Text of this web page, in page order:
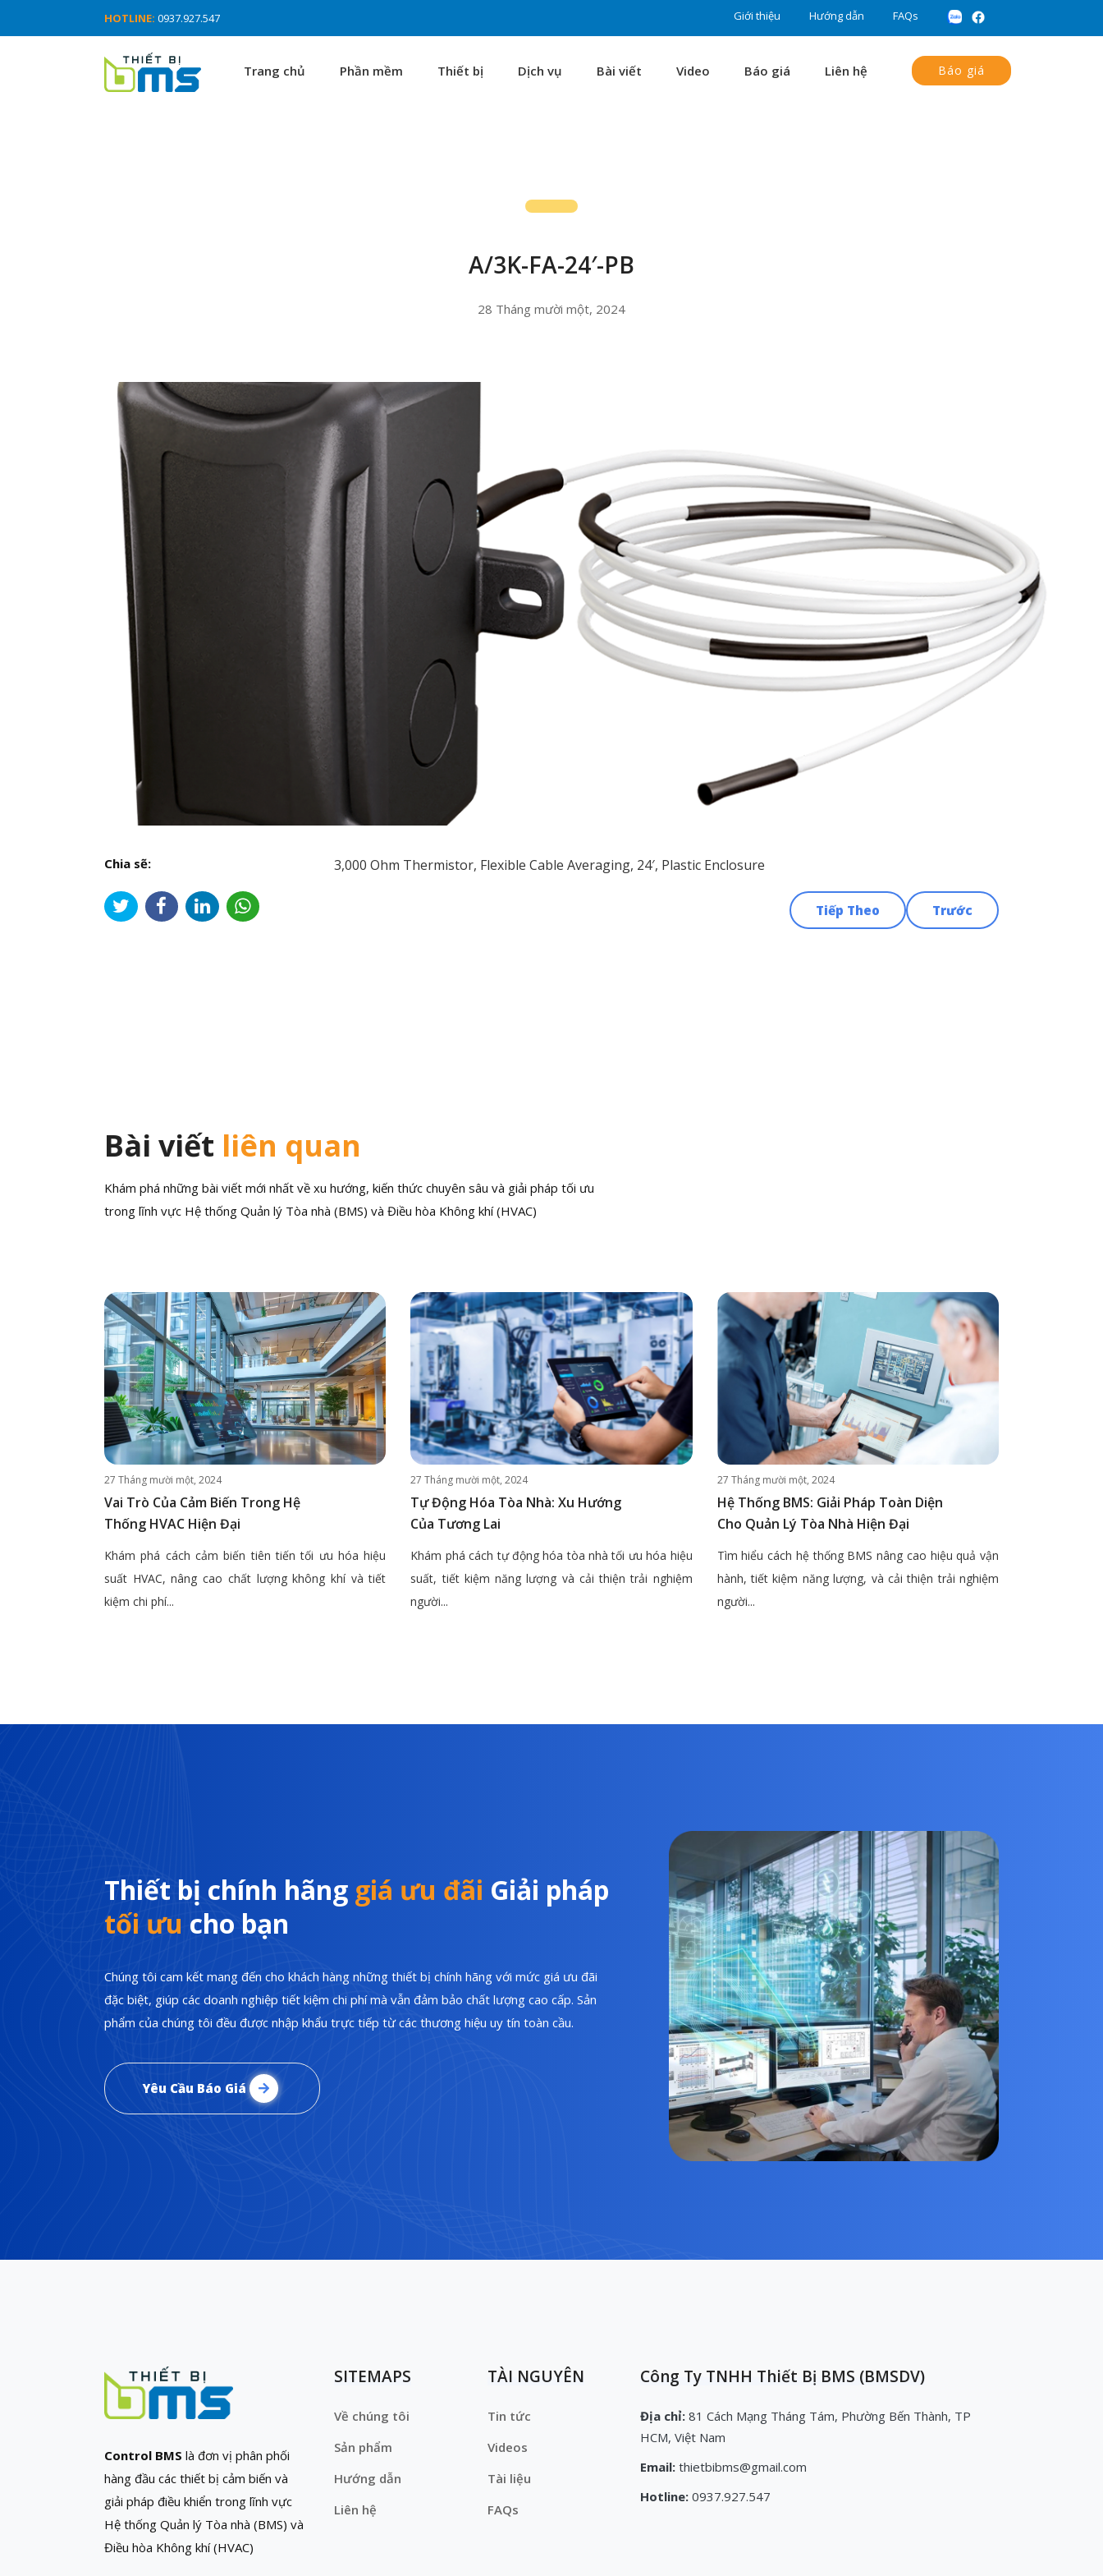
HOTLINE: 0937.927.547 Giới thiệu Hướng dẫn FAQs
Trang chủ Phần mềm Thiết bị Dịch vụ Bài viết Video Báo giá Liên hệ Báo giá
A/3K-FA-24′-PB
28 Tháng mười một, 2024
Chia sẽ: 3,000 Ohm Thermistor, Flexible Cable Averaging, 24′, Plastic Enclosure
Trước
Tiếp Theo
Bài viết liên quan
Khám phá những bài viết mới nhất về xu hướng, kiến thức chuyên sâu và giải pháp tối ưu
trong lĩnh vực Hệ thống Quản lý Tòa nhà (BMS) và Điều hòa Không khí (HVAC)
27 Tháng mười một, 2024
Vai Trò Của Cảm Biến Trong Hệ
Thống HVAC Hiện Đại
Khám phá cách cảm biến tiên tiến tối ưu hóa hiệu
suất HVAC, nâng cao chất lượng không khí và tiết
kiệm chi phí...
27 Tháng mười một, 2024
Tự Động Hóa Tòa Nhà: Xu Hướng
Của Tương Lai
Khám phá cách tự động hóa tòa nhà tối ưu hóa hiệu
suất, tiết kiệm năng lượng và cải thiện trải nghiệm
người...
27 Tháng mười một, 2024
Hệ Thống BMS: Giải Pháp Toàn Diện
Cho Quản Lý Tòa Nhà Hiện Đại
Tìm hiểu cách hệ thống BMS nâng cao hiệu quả vận
hành, tiết kiệm năng lượng, và cải thiện trải nghiệm
người...
Thiết bị chính hãng giá ưu đãi Giải pháp
tối ưu cho bạn
Chúng tôi cam kết mang đến cho khách hàng những thiết bị chính hãng với mức giá ưu đãi
đặc biệt, giúp các doanh nghiệp tiết kiệm chi phí mà vẫn đảm bảo chất lượng cao cấp. Sản
phẩm của chúng tôi đều được nhập khẩu trực tiếp từ các thương hiệu uy tín toàn cầu.
Yêu Cầu Báo Giá
Control BMS là đơn vị phân phối
hàng đầu các thiết bị cảm biến và
giải pháp điều khiển trong lĩnh vực
Hệ thống Quản lý Tòa nhà (BMS) và
Điều hòa Không khí (HVAC)
SITEMAPS
Về chúng tôi
Sản phẩm
Hướng dẫn
Liên hệ
TÀI NGUYÊN
Tin tức
Videos
Tài liệu
FAQs
Công Ty TNHH Thiết Bị BMS (BMSDV)
Địa chỉ: 81 Cách Mạng Tháng Tám, Phường Bến Thành, TP
HCM, Việt Nam
Email: thietbibms@gmail.com
Hotline: 0937.927.547